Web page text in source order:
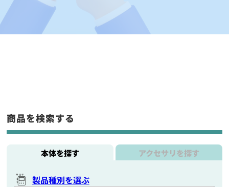
商品を検索する
本体を探す アクセサリを探す
製品種別を選ぶ